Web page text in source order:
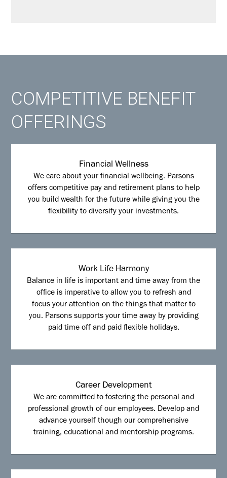
COMPETITIVE BENEFIT
OFFERINGS
Financial Wellness
We care about your financial wellbeing. Parsons
offers competitive pay and retirement plans to help
you build wealth for the future while giving you the
flexibility to diversify your investments.
Work Life Harmony
Balance in life is important and time away from the
office is imperative to allow you to refresh and
focus your attention on the things that matter to
you. Parsons supports your time away by providing
paid time off and paid flexible holidays.
Career Development
We are committed to fostering the personal and
professional growth of our employees. Develop and
advance yourself though our comprehensive
training, educational and mentorship programs.